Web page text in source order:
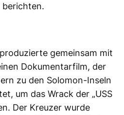
berichten.
gemeinsam mit
Dokumentarfilm, der
zu den Solomon-Inseln
um das Wrack der „USS
Der Kreuzer wurde